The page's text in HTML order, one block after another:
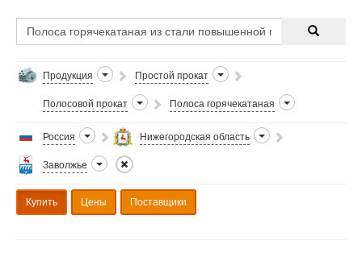
Продукция Простой прокат
Полосовой прокат Полоса горячекатаная
Россия Нижегородская область
Заволжье
Купить Цены Поставщики